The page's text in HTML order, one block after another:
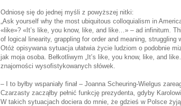
Odniosę się do jednej myśli z powyższej nitki:
„Ask yourself why the most ubiquitous colloquialism in
«like»? «It’s like, you know, like, and like…» – ad infinitum.
of logical linearity, grappling for order and meaning, struggling
Otóż opisywana sytuacja ułatwia życie ludziom o podobnie
jak moja osoba. Bełkotliwym „It’s like, you know, like, and
znajomości wysofistykowanych słówek.
– I to byłby wspaniały finał – Joanna Scheuring-Wielgus
Czarzasty zacząłby pełnić funkcję prezydenta, gdyby
W takich sytuacjach dociera do mnie, że gdzieś w Polsce